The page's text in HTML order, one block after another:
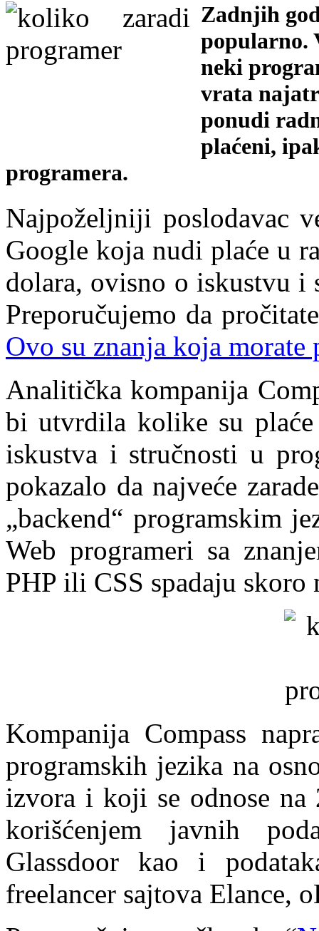
Zadnjih
popularno.
neki
vrata
ponudi
plaćeni,
programera.
Najpoželjniji poslodavac
Google koja nudi plaće u
dolara, ovisno o iskustvu i
Preporučujemo da
Ovo su znanja koja morate
Analitička kompanija
bi utvrdila kolike su plaće
iskustva i stručnosti u
pokazalo da najveće
„backend“ programskim
Web programeri sa
PHP ili CSS spadaju
Kompanija Compass
programskih jezika na
izvora i koji se odnose
korišćenjem javnih
Glassdoor kao i
freelancer sajtova Elance,